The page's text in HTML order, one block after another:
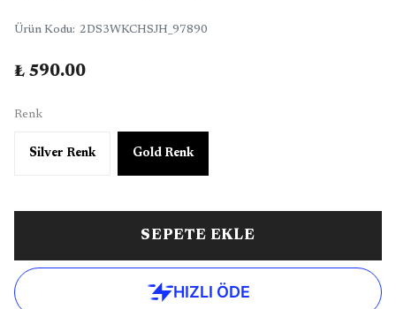
Ürün Kodu: 2DS3WKCHSJH_97890
₺ 590.00
Renk
Silver Renk Gold Renk
SEPETE EKLE